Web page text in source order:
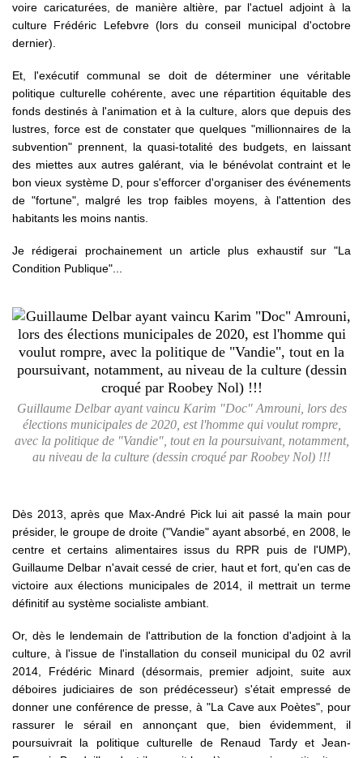
voire caricaturées, de manière altière, par l'actuel adjoint à la
culture Frédéric Lefebvre (lors du conseil municipal d'octobre
dernier).
Et, l'exécutif communal se doit de déterminer une véritable
politique culturelle cohérente, avec une répartition équitable des
fonds destinés à l'animation et à la culture, alors que depuis des
lustres, force est de constater que quelques "millionnaires de la
subvention" prennent, la quasi-totalité des budgets, en laissant
des miettes aux autres galérant, via le bénévolat contraint et le
bon vieux système D, pour s'efforcer d'organiser des événements
de "fortune", malgré les trop faibles moyens, à l'attention des
habitants les moins nantis.
Je rédigerai prochainement un article plus exhaustif sur "La
Condition Publique"...
Guillaume Delbar ayant vaincu Karim "Doc" Amrouni, lors des
élections municipales de 2020, est l'homme qui voulut rompre,
avec la politique de "Vandie", tout en la poursuivant, notamment,
au niveau de la culture (dessin croqué par Roobey Nol) !!!
Dès 2013, après que Max-André Pick lui ait passé la main pour
présider, le groupe de droite ("Vandie" ayant absorbé, en 2008, le
centre et certains alimentaires issus du RPR puis de l'UMP),
Guillaume Delbar n'avait cessé de crier, haut et fort, qu'en cas de
victoire aux élections municipales de 2014, il mettrait un terme
définitif au système socialiste ambiant.
Or, dès le lendemain de l'attribution de la fonction d'adjoint à la
culture, à l'issue de l'installation du conseil municipal du 02 avril
2014, Frédéric Minard (désormais, premier adjoint, suite aux
déboires judiciaires de son prédécesseur) s'était empressé de
donner une conférence de presse, à "La Cave aux Poètes", pour
rassurer le sérail en annonçant que, bien évidemment, il
poursuivrait la politique culturelle de Renaud Tardy et Jean-